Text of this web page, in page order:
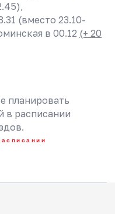
(вместо 23.10-
в 00.12 (+ 20
планировать
в расписании